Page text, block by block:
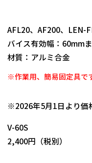
AFL20、AF200、LEN-
バイス有効幅：60mm
材質：アルミ合金
※作業用、簡易固定具で
※2026年5月1日より価
V-60S
2,400円（税別）